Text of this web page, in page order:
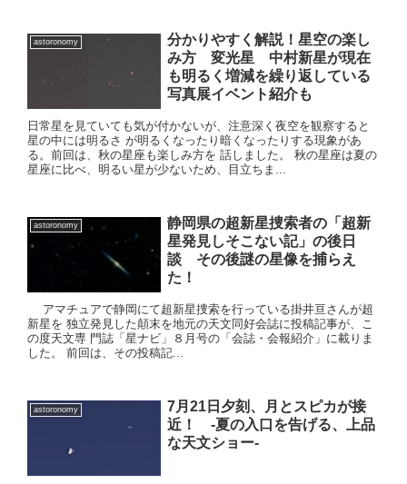
astoronomy
分かりやすく解説！星空の楽し
み方 変光星 中村新星が現在
も明るく増減を繰り返している
写真展イベント紹介も
日常星を見ていても気が付かないが、注意深く夜空を観察すると
星の中には明るさ が明るくなったり暗くなったりする現象があ
る。前回は、秋の星座も楽しみ方を 話しました。 秋の星座は夏の
星座に比べ、明るい星が少ないため、目立ちま...
astoronomy
静岡県の超新星捜索者の「超新
星発見しそこない記」の後日
談 その後謎の星像を捕らえ
た！
アマチュアで静岡にて超新星捜索を行っている掛井亘さんが超
新星を 独立発見した顛末を地元の天文同好会誌に投稿記事が、こ
の度天文専 門誌「星ナビ」８月号の「会誌・会報紹介」に載りま
した。 前回は、その投稿記...
astoronomy
7月21日夕刻、月とスピカが接
近！ -夏の入口を告げる、上品
な天文ショー-